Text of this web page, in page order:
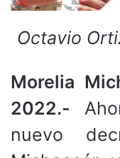
Octavio
Morelia
2022.-
nuevo